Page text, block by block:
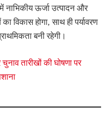
नाभिकीय ऊर्जा उत्पादन और
विकास होगा, साथ ही पर्यावरण
बनी रहेगी।
तारीखों की घोषणा पर